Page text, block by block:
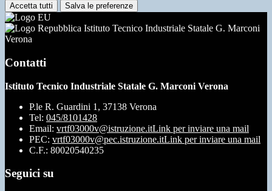
Accetta tutti Salva le preferenze
Istituto Tecnico Industriale Statale G. Marconi
Verona
Contatti
Istituto Tecnico Industriale Statale G. Marconi Verona
P.le R. Guardini 1, 37138 Verona
Tel: 045/8101428
Email: vrtf03000v@istruzione.itLink per inviare una mail
PEC: vrtf03000v@pec.istruzione.itLink per inviare una mail
C.F.: 80020540235
Seguici su